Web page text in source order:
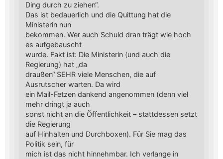
Ding durch zu ziehen“.
Das ist bedauerlich und die Quittung hat die
Ministerin nun
bekommen. Wer auch Schuld dran trägt wie hoch
es aufgebauscht
wurde. Fakt ist: Die Ministerin (und auch die
Regierung) hat „da
draußen“ SEHR viele Menschen, die auf
Ausrutscher warten. Da wird
ein Mail-Fetzen dankend angenommen (denn viel
mehr dringt ja auch
sonst nicht an die Öffentlichkeit – stattdessen setzt
die Regierung
auf Hinhalten und Durchboxen). Für Sie mag das
Politik sein, für
mich ist das nicht hinnehmbar. Ich verlange in